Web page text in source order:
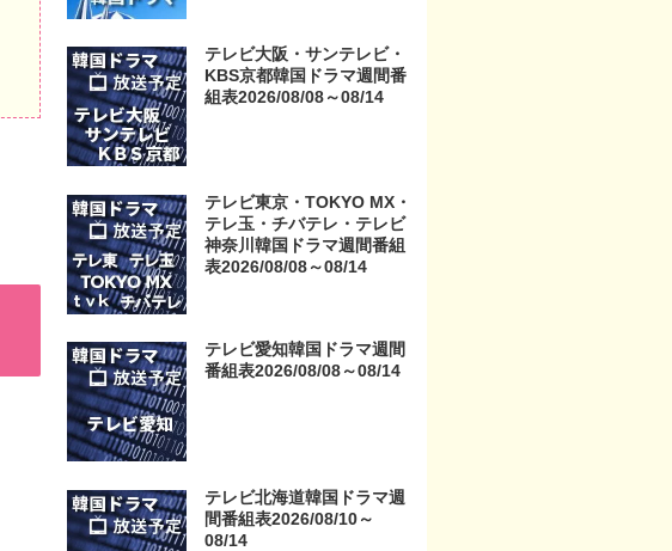
テレビ大阪・サンテレビ・
KBS京都・テレビ愛知・テ
レビ北海道）
テレビ大阪・サンテレビ・
KBS京都韓国ドラマ週間番
組表2026/08/08～08/14
テレビ東京・TOKYO MX・
テレ玉・チバテレ・テレビ
神奈川韓国ドラマ週間番組
表2026/08/08～08/14
テレビ愛知韓国ドラマ週間
番組表2026/08/08～08/14
テレビ北海道韓国ドラマ週
間番組表2026/08/10～
08/14